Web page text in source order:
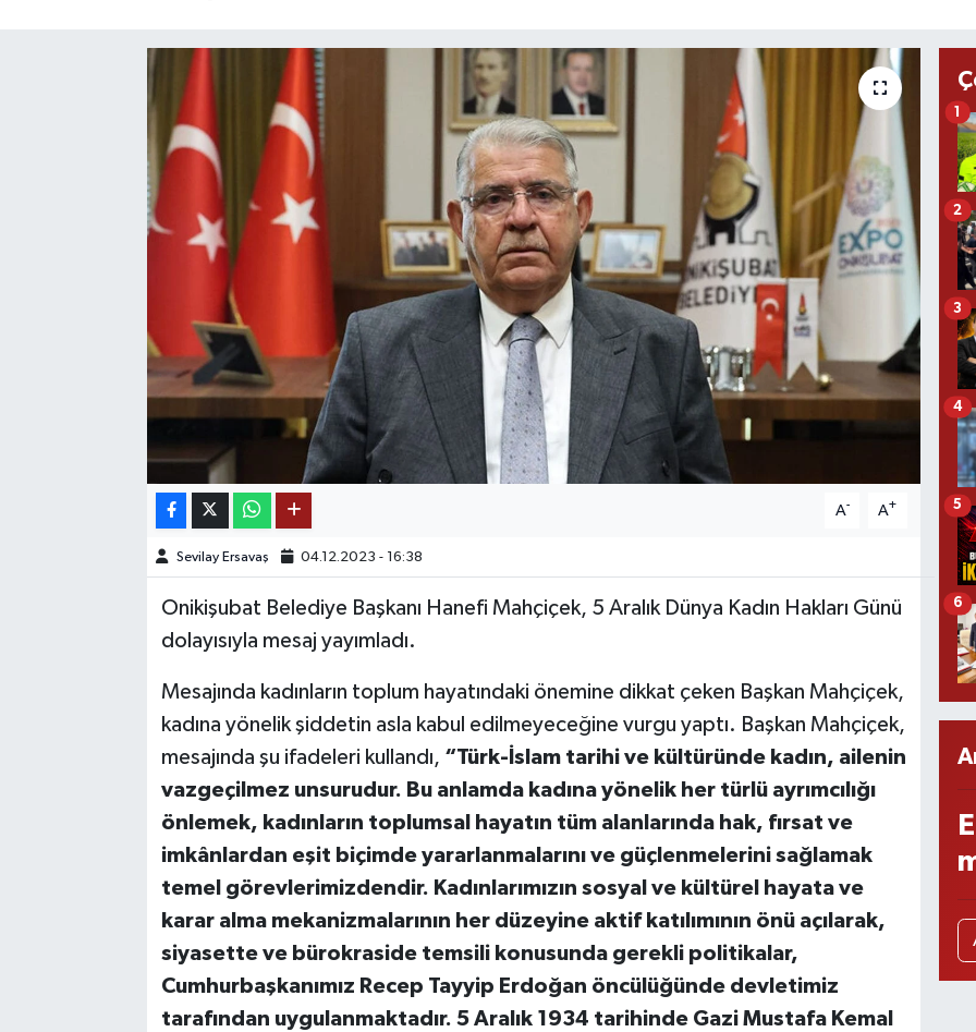
A- A+
Sevilay Ersavaş 04.12.2023 - 16:38
Onikişubat Belediye Başkanı Hanefi Mahçiçek, 5 Aralık Dünya Kadın Hakları Günü
dolayısıyla mesaj yayımladı.
Mesajında kadınların toplum hayatındaki önemine dikkat çeken Başkan Mahçiçek,
kadına yönelik şiddetin asla kabul edilmeyeceğine vurgu yaptı. Başkan Mahçiçek,
mesajında şu ifadeleri kullandı, “Türk-İslam tarihi ve kültüründe kadın, ailenin
vazgeçilmez unsurudur. Bu anlamda kadına yönelik her türlü ayrımcılığı
önlemek, kadınların toplumsal hayatın tüm alanlarında hak, fırsat ve
imkânlardan eşit biçimde yararlanmalarını ve güçlenmelerini sağlamak
temel görevlerimizdendir. Kadınlarımızın sosyal ve kültürel hayata ve
karar alma mekanizmalarının her düzeyine aktif katılımının önü açılarak,
siyasette ve bürokraside temsili konusunda gerekli politikalar,
Cumhurbaşkanımız Recep Tayyip Erdoğan öncülüğünde devletimiz
tarafından uygulanmaktadır. 5 Aralık 1934 tarihinde Gazi Mustafa Kemal
1
2
3
4
5
6
OTOMOTİV
KÜLTÜR SANAT